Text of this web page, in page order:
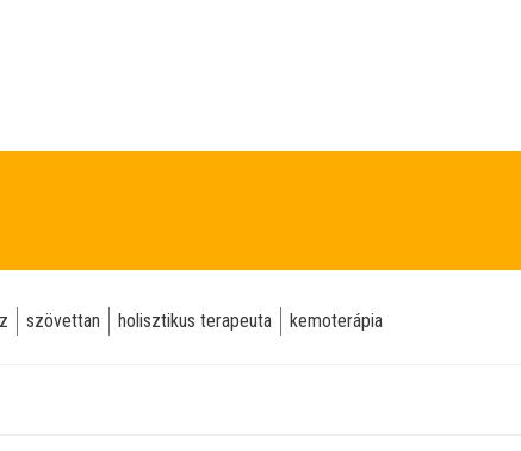
szövettan holisztikus terapeuta kemoterápia